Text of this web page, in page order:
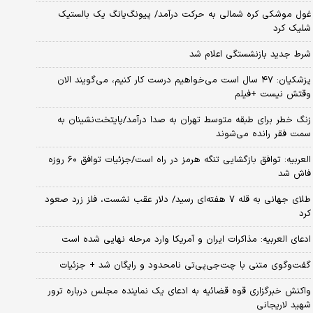
غول موشکی کره شمالی به حرکت درآمد/ پیونگ‌یانگ یک بالستیک
شلیک کرد
شرط جدید بازنشستگی اعلام شد
پزشکیان: ۴۷ سال است می‌خواهیم درست کار کنیم، می‌گویند الان
وقتش نیست +فیلم
زنگ خطر برای طبقه متوسط تهران به صدا درآمد/پایتخت‌نشینان به
سمت فقر رانده می‌شوند
العربیه: توافق بازگشایی تنگه هرمز در راه است/جزئیات توافق ۶۰ روزه
فاش شد
طلای جهانی به قله ۷ هفته‌ای رسید/ دلار عقب نشست، فلز زرد صعود
کرد
ادعای العربیه: مذاکرات ایران و آمریکا وارد مرحله نهایی شده است
گفت‌وگوی متنی با چت‌جی‌پی‌تی نامحدود و رایگان شد + جزئیات
واکنش خبرگزاری قوه قضائیه به ادعای یک نماینده مجلس درباره ترور
شهید لاریجانی